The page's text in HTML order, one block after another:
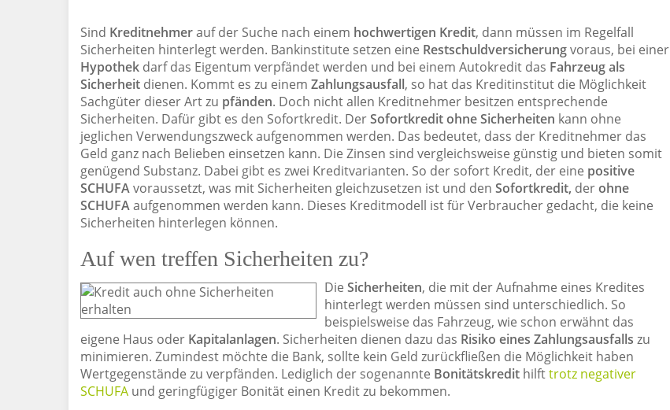
Sind Kreditnehmerauf der Suche nach einem hochwertigen Kredit, dann müssen im Regelfall
Sicherheiten hinterlegt werden. Bankinstitute setzen eine Restschuldversicherungvoraus, bei einer
Hypothek darf das Eigentum verpfändet werden und bei einem Autokredit das Fahrzeug als
Sicherheit dienen. Kommt es zu einem Zahlungsausfall, so hat das Kreditinstitut die Möglichkeit
Sachgüter dieser Art zu pfänden. Doch nicht allen Kreditnehmer besitzen entsprechende
Sicherheiten. Dafür gibt es den Sofortkredit. DerSofortkredit ohne Sicherheiten kann ohne
jeglichen Verwendungszweck aufgenommen werden. Das bedeutet, dass der Kreditnehmer das
Geld ganz nach Belieben einsetzen kann. Die Zinsen sind vergleichsweise günstig und bieten somit
genügend Substanz. Dabei gibt es zwei Kreditvarianten. So der sofort Kredit, der eine positive
SCHUFAvoraussetzt, was mit Sicherheiten gleichzusetzen ist und den Sofortkredit, derohne
SCHUFAaufgenommen werden kann. Dieses Kreditmodell ist für Verbraucher gedacht, die keine
Sicherheiten hinterlegen können.
Auf wen treffen Sicherheiten zu?
Die Sicherheiten, die mit der Aufnahme eines Kredites
hinterlegt werden müssen sind unterschiedlich. So
beispielsweise das Fahrzeug, wie schon erwähnt das
eigene Haus oder Kapitalanlagen. Sicherheiten dienen dazu das Risiko eines Zahlungsausfalls zu
minimieren. Zumindest möchte die Bank, sollte kein Geld zurückfließen die Möglichkeit haben
Wertgegenstände zu verpfänden. Lediglich der sogenannte Bonitätskredit hilfttrotz negativer
SCHUFA und geringfügiger Bonität einen Kredit zu bekommen.